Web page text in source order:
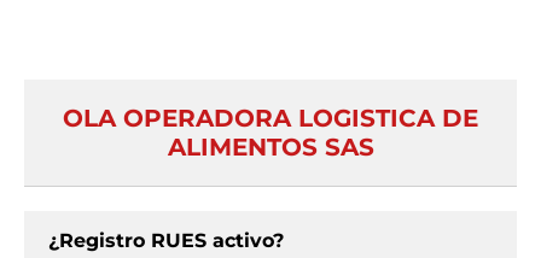
OLA OPERADORA LOGISTICA DE
ALIMENTOS SAS
¿Registro RUES activo?